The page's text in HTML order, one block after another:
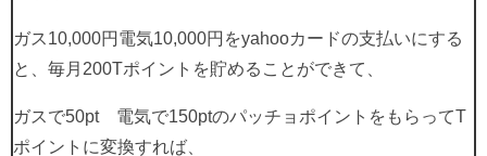
ガス10,000円電気10,000円をyahooカードの支払いにする
と、毎月200Tポイントを貯めることができて、
ガスで50pt 電気で150ptのパッチョポイントをもらってT
ポイントに変換すれば、